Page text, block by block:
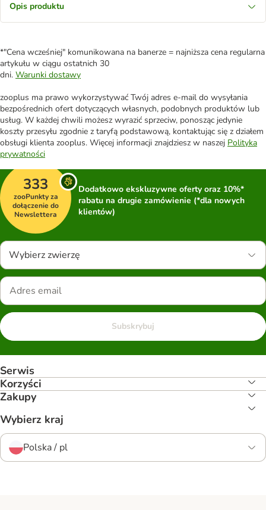
Opis produktu
*"Cena wcześniej" komunikowana na banerze = najniższa cena regularna
artykułu w ciągu ostatnich 30
dni. Warunki dostawy
zooplus ma prawo wykorzystywać Twój adres e-mail do wysyłania
bezpośrednich ofert dotyczących własnych, podobnych produktów lub
usług. W każdej chwili możesz wyrazić sprzeciw, ponosząc jedynie
koszty przesyłu zgodnie z taryfą podstawową, kontaktując się z działem
obsługi klienta zooplus. Więcej informacji znajdziesz w naszej Polityka
prywatności
333
zooPunkty za
dołączenie do
Newslettera
Dodatkowo ekskluzywne oferty oraz 10%*
rabatu na drugie zamówienie (*dla nowych
klientów)
Wybierz zwierzę
Subskrybuj
Serwis
Korzyści
Zakupy
Wybierz kraj
Polska / pl